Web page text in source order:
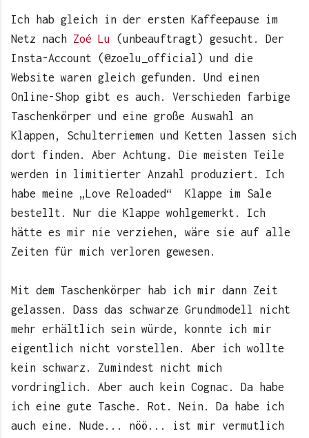
Ich hab gleich in der ersten Kaffeepause im
Netz nach Zoé Lu (unbeauftragt) gesucht. Der
Insta-Account (@zoelu_official) und die
Website waren gleich gefunden. Und einen
Online-Shop gibt es auch. Verschieden farbige
Taschenkörper und eine große Auswahl an
Klappen, Schulterriemen und Ketten lassen sich
dort finden. Aber Achtung. Die meisten Teile
werden in limitierter Anzahl produziert. Ich
habe meine „Love Reloaded“ Klappe im Sale
bestellt. Nur die Klappe wohlgemerkt. Ich
hätte es mir nie verziehen, wäre sie auf alle
Zeiten für mich verloren gewesen.
Mit dem Taschenkörper hab ich mir dann Zeit
gelassen. Dass das schwarze Grundmodell nicht
mehr erhältlich sein würde, konnte ich mir
eigentlich nicht vorstellen. Aber ich wollte
kein schwarz. Zumindest nicht mich
vordringlich. Aber auch kein Cognac. Da habe
ich eine gute Tasche. Rot. Nein. Da habe ich
auch eine. Nude... nöö... ist mir vermutlich